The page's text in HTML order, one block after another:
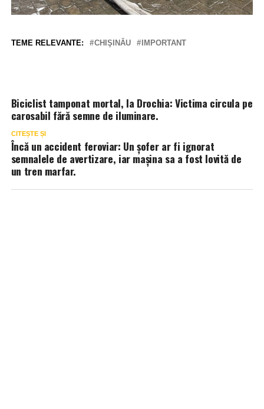
TEME RELEVANTE: CHIŞINĂU IMPORTANT
Biciclist tamponat mortal, la Drochia: Victima circula pe
carosabil fără semne de iluminare.
CITEȘTE ȘI
Încă un accident feroviar: Un șofer ar fi ignorat
semnalele de avertizare, iar mașina sa a fost lovită de
un tren marfar.